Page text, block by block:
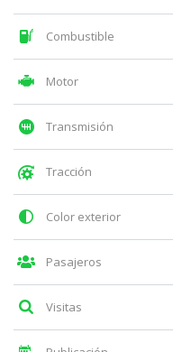
Combustible
Motor
Transmisión
Tracción
Color exterior
Pasajeros
Visitas